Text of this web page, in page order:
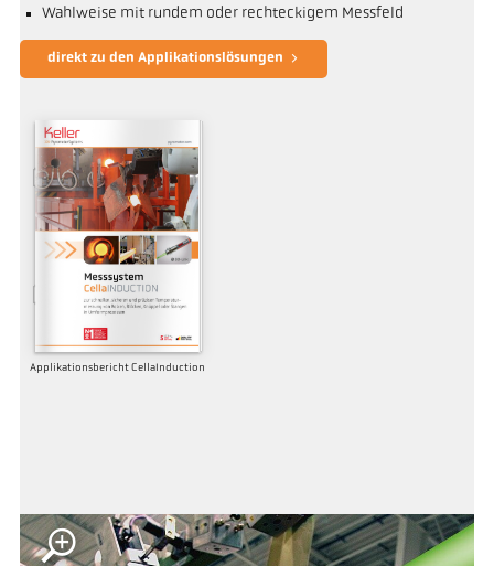
Wahlweise mit rundem oder rechteckigem Messfeld
direkt zu den Applikationslösungen
Applikationsbericht CellaInduction